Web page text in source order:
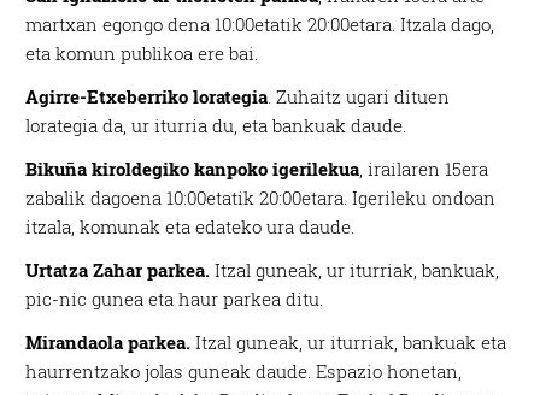
martxan egongo dena 10:00etatik 20:00etara. Itzala dago,
eta komun publikoa ere bai.
Agirre-Etxeberriko lorategia. Zuhaitz ugari dituen
lorategia da, ur iturria du, eta bankuak daude.
Bikuña kiroldegiko kanpoko igerilekua, irailaren 15era
zabalik dagoena 10:00etatik 20:00etara. Igerileku ondoan
itzala, komunak eta edateko ura daude.
Urtatza Zahar parkea. Itzal guneak, ur iturriak, bankuak,
pic-nic gunea eta haur parkea ditu.
Mirandaola parkea. Itzal guneak, ur iturriak, bankuak eta
haurrentzako jolas guneak daude. Espazio honetan,